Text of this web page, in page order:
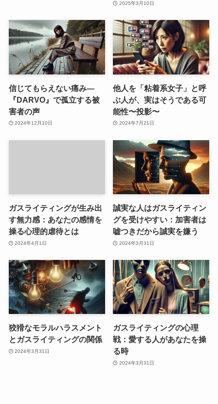
2025年3月10日
信じてもらえない痛み—
『DARVO』で孤立する被
害者の声
2024年12月10日
他人を「粘着系女子」と呼
ぶ人が、実はそうである可
能性〜投影〜
2024年7月21日
ガスライティングが生み出
す無力感：あなたの感情を
操る心理的虐待とは
2024年4月1日
誠実な人はガスライティン
グを受けやすい：加害者は
嘘つきだから誠実を嫌う
2024年3月31日
狡猾なモラルハラスメント
とガスライティングの関係
2024年3月31日
ガスライティングの心理
戦：愛する人があなたを操
る時
2024年3月31日